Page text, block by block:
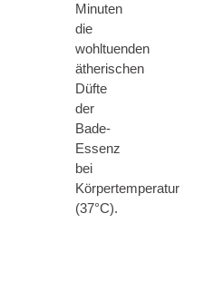
Minuten
die
wohltuenden
ätherischen
Düfte
der
Bade-
Essenz
bei
Körpertemperatur
(37°C).